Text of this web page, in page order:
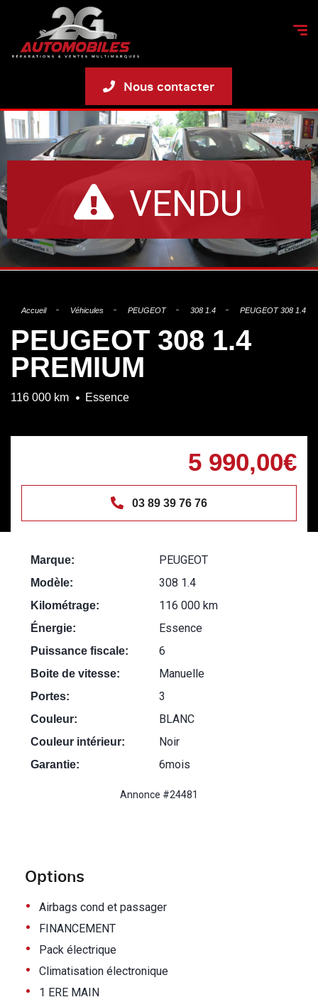
Nous contacter
VENDU
Accueil Véhicules PEUGEOT 308 1.4 PEUGEOT 308 1.4
PEUGEOT 308 1.4
PREMIUM
116 000 km Essence
5 990,00€
03 89 39 76 76
Options
• Airbags cond et passager
• FINANCEMENT
• Pack électrique
• Climatisation électronique
• 1 ERE MAIN
Marque: PEUGEOT
Modèle: 308 1.4
Kilométrage: 116 000 km
Énergie: Essence
Puissance fiscale: 6
Boite de vitesse: Manuelle
Portes: 3
Couleur: BLANC
Couleur intérieur: Noir
Garantie: 6mois
Annonce #24481